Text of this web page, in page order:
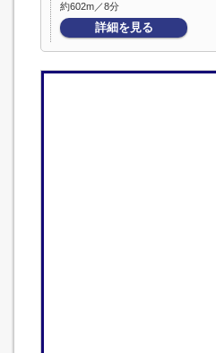
約602m／8分
詳細を見る